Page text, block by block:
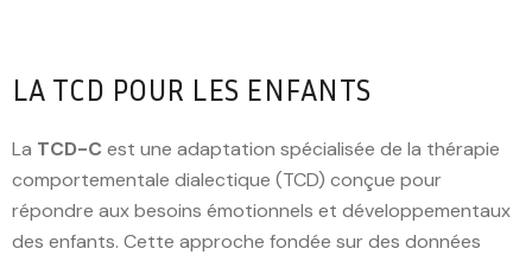
LA TCD POUR LES ENFANTS
La TCD-C est une adaptation spécialisée de la thérapie
comportementale dialectique (TCD) conçue pour
répondre aux besoins émotionnels et développementaux
des enfants. Cette approche fondée sur des données